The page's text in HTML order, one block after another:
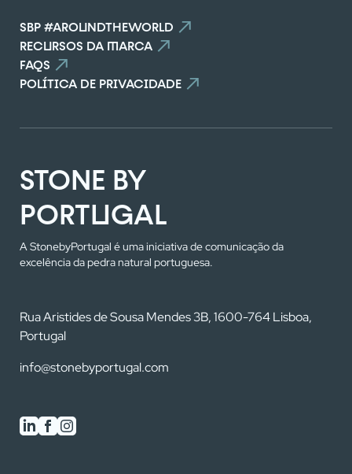
SBP #AROUNDTHEWORLD
RECURSOS DA MARCA
FAQS
POLÍTICA DE PRIVACIDADE
STONE BY
PORTUGAL
A StonebyPortugal é uma iniciativa de comunicação da
excelência da pedra natural portuguesa.
Rua Aristides de Sousa Mendes 3B, 1600-764 Lisboa,
Portugal
info@stonebyportugal.com